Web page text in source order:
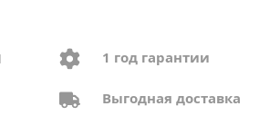
1 год гарантии
Выгодная доставка